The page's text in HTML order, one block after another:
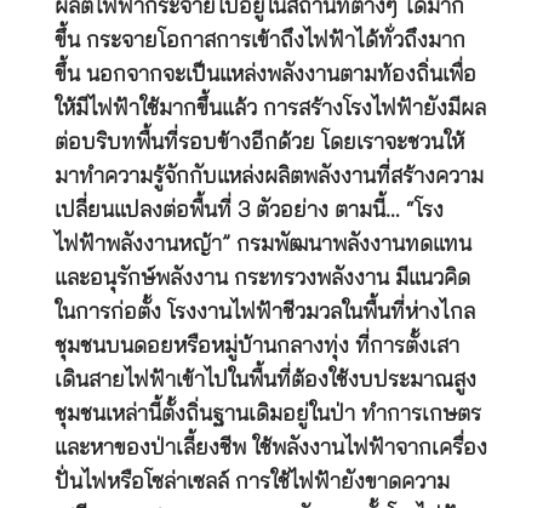
ผลิตไฟฟ้ากระจายไปอยู่ในสถานที่ต่างๆ ได้มาก
ขึ้น กระจายโอกาสการเข้าถึงไฟฟ้าได้ทั่วถึงมาก
ขึ้น นอกจากจะเป็นแหล่งพลังงานตามท้องถิ่นเพื่อ
ให้มีไฟฟ้าใช้มากขึ้นแล้ว การสร้างโรงไฟฟ้ายังมีผล
ต่อบริบทพื้นที่รอบข้างอีกด้วย โดยเราจะชวนให้
มาทำความรู้จักกับแหล่งผลิตพลังงานที่สร้างความ
เปลี่ยนแปลงต่อพื้นที่ 3 ตัวอย่าง ตามนี้… “โรง
ไฟฟ้าพลังงานหญ้า” กรมพัฒนาพลังงานทดแทน
และอนุรักษ์พลังงาน กระทรวงพลังงาน มีแนวคิด
ในการก่อตั้ง โรงงานไฟฟ้าชีวมวลในพื้นที่ห่างไกล
ชุมชนบนดอยหรือหมู่บ้านกลางทุ่ง ที่การตั้งเสา
เดินสายไฟฟ้าเข้าไปในพื้นที่ต้องใช้งบประมาณสูง
ชุมชนเหล่านี้ตั้งถิ่นฐานเดิมอยู่ในป่า ทำการเกษตร
และหาของป่าเลี้ยงชีพ ใช้พลังงานไฟฟ้าจากเครื่อง
ปั่นไฟหรือโซล่าเซลล์ การใช้ไฟฟ้ายังขาดความ